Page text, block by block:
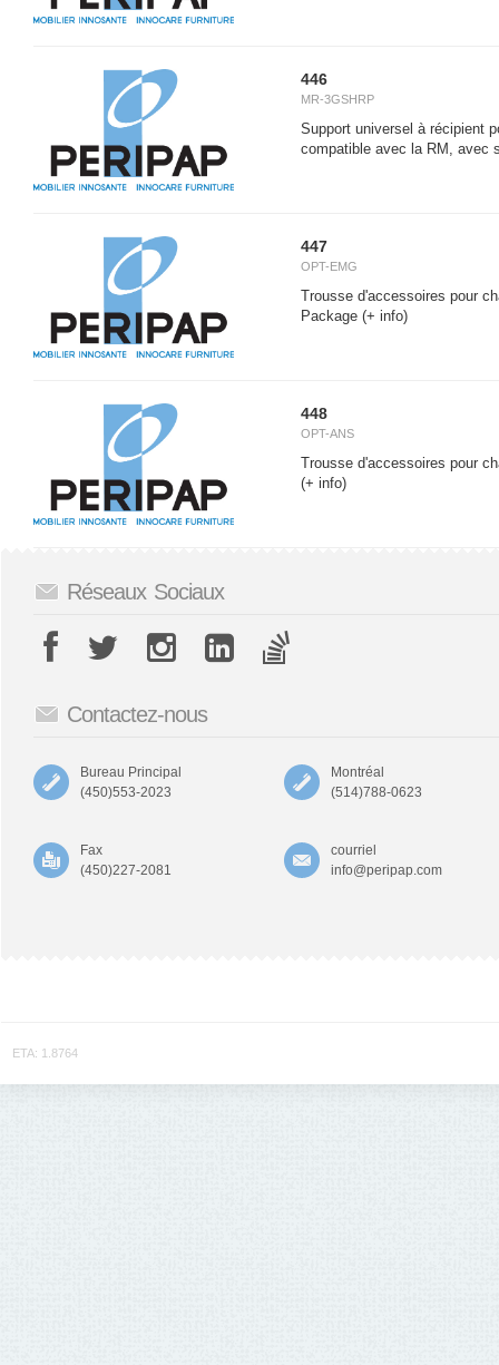
446
MR-3GSHRP
Support universel à récipient
compatible avec la RM, avec
447
OPT-EMG
Trousse d'accessoires pour
Package (+ info)
448
OPT-ANS
Trousse d'accessoires pour
(+ info)
Réseaux Sociaux
Contactez-nous
Bureau Principal
(450)553-2023
Montréal
(514)788-0623
Fax
(450)227-2081
courriel
info@peripap.com
ETA: 1.8764